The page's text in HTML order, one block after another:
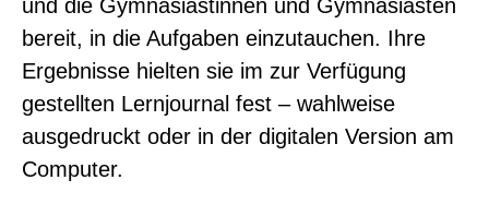
und die Gymnasiastinnen und Gymnasiasten
bereit, in die Aufgaben einzutauchen. Ihre
Ergebnisse hielten sie im zur Verfügung
gestellten Lernjournal fest – wahlweise
ausgedruckt oder in der digitalen Version am
Computer.